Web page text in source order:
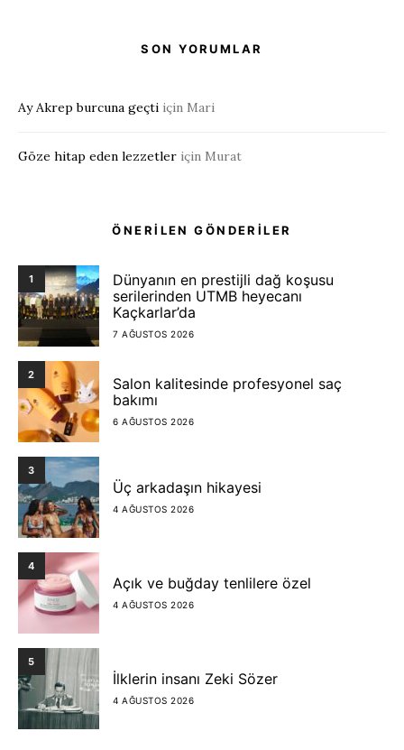
SON YORUMLAR
Ay Akrep burcuna geçti için Mari
Göze hitap eden lezzetler için Murat
ÖNERİLEN GÖNDERİLER
1
Dünyanın en prestijli dağ koşusu
serilerinden UTMB heyecanı
Kaçkarlar’da
7 AĞUSTOS 2026
2
Salon kalitesinde profesyonel saç
bakımı
6 AĞUSTOS 2026
3
Üç arkadaşın hikayesi
4 AĞUSTOS 2026
4
Açık ve buğday tenlilere özel
4 AĞUSTOS 2026
5
İlklerin insanı Zeki Sözer
4 AĞUSTOS 2026